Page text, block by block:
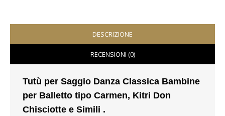
VESTITI
DONNA
ABBIGLIAMENTO SPORTIVO
CAFTANI
DESCRIZIONE
RECENSIONI (0)
Tutù per Saggio Danza Classica Bambine
per Balletto tipo Carmen, Kitri Don
Chisciotte e Simili .